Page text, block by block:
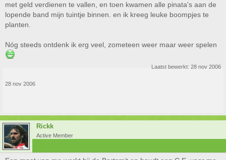
met geld verdienen te vallen, en toen kwamen alle pinata's aan de
lopende band mijn tuintje binnen. en ik kreeg leuke boompjes te
planten.
Nóg steeds ontdenk ik erg veel, zometeen weer maar weer spelen
Laatst bewerkt: 28 nov 2006
28 nov 2006
Rickk
Active Member